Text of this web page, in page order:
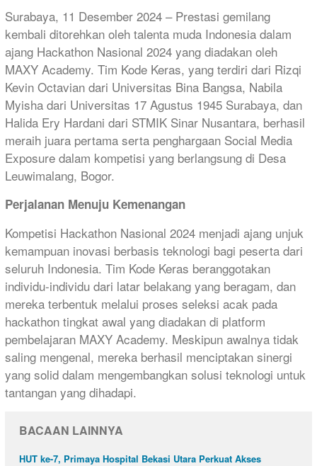
Surabaya, 11 Desember 2024 – Prestasi gemilang
kembali ditorehkan oleh talenta muda Indonesia dalam
ajang Hackathon Nasional 2024 yang diadakan oleh
MAXY Academy. Tim Kode Keras, yang terdiri dari Rizqi
Kevin Octavian dari Universitas Bina Bangsa, Nabila
Myisha dari Universitas 17 Agustus 1945 Surabaya, dan
Halida Ery Hardani dari STMIK Sinar Nusantara, berhasil
meraih juara pertama serta penghargaan Social Media
Exposure dalam kompetisi yang berlangsung di Desa
Leuwimalang, Bogor.
Perjalanan Menuju Kemenangan
Kompetisi Hackathon Nasional 2024 menjadi ajang unjuk
kemampuan inovasi berbasis teknologi bagi peserta dari
seluruh Indonesia. Tim Kode Keras beranggotakan
individu-individu dari latar belakang yang beragam, dan
mereka terbentuk melalui proses seleksi acak pada
hackathon tingkat awal yang diadakan di platform
pembelajaran MAXY Academy. Meskipun awalnya tidak
saling mengenal, mereka berhasil menciptakan sinergi
yang solid dalam mengembangkan solusi teknologi untuk
tantangan yang dihadapi.
BACAAN LAINNYA
HUT ke-7, Primaya Hospital Bekasi Utara Perkuat Akses